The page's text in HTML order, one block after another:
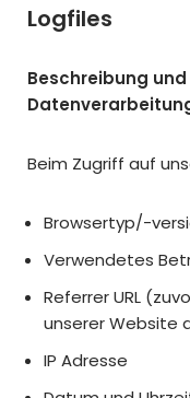
Logfiles
Beschreibung
Beim Zugriff auf
Browsertyp/-
Verwendetes
Referrer URL
unserer Website
IP Adresse